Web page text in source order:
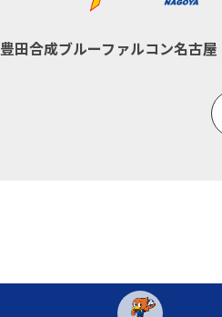
豊田合成ブルーファルコン名古屋